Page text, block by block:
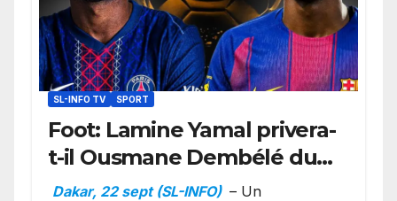
SL-INFO TV SPORT
Foot: Lamine Yamal privera-
t-il Ousmane Dembélé du
Ballon d’or ?
Dakar, 22 sept (SL-INFO) – Un